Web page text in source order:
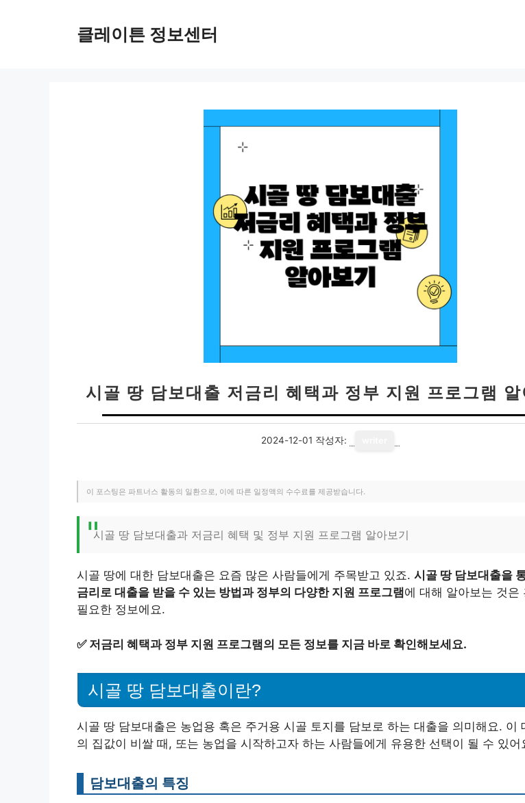
클레이튼 정보센터
시골 땅 담보대출 저금리 혜택과 정부 지원 프로그램 알
2024-12-01 작성자:
이 포스팅은 파트너스 활동의 일환으로, 이에 따른 일정액의 수수료를 제공받습니다.
시골 땅 담보대출과 저금리 혜택 및 정부 지원 프로그램 알아보기
시골 땅에 대한 담보대출은 요즘 많은 사람들에게 주목받고 있죠. 시골 땅 담보대출을
금리로 대출을 받을 수 있는 방법과 정부의 다양한 지원 프로그램에 대해 알아보는 것은
필요한 정보에요.
✅ 저금리 혜택과 정부 지원 프로그램의 모든 정보를 지금 바로 확인해보세요.
시골 땅 담보대출이란?
시골 땅 담보대출은 농업용 혹은 주거용 시골 토지를 담보로 하는 대출을 의미해요. 이
의 집값이 비쌀 때, 또는 농업을 시작하고자 하는 사람들에게 유용한 선택이 될 수 있어
담보대출의 특징